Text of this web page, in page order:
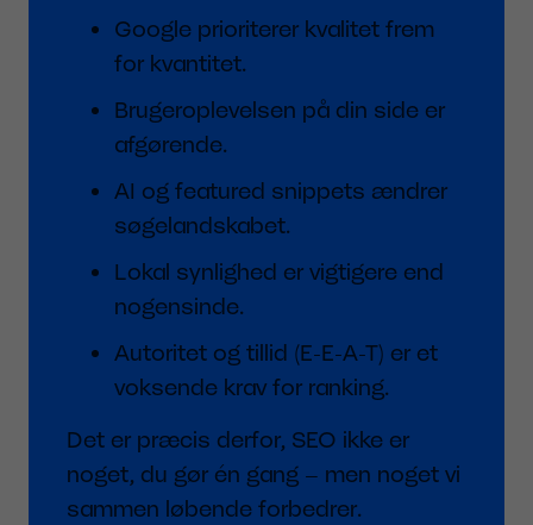
Google prioriterer kvalitet frem
for kvantitet.
Brugeroplevelsen på din side er
afgørende.
AI og featured snippets ændrer
søgelandskabet.
Lokal synlighed er vigtigere end
nogensinde.
Autoritet og tillid (E-E-A-T) er et
voksende krav for ranking.
Det er præcis derfor, SEO ikke er
noget, du gør én gang – men noget vi
sammen løbende forbedrer.